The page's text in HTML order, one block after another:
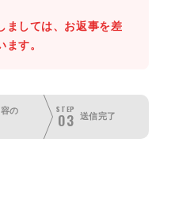
ましては、お返事を差
ます。
の
STEP
03 送信完了